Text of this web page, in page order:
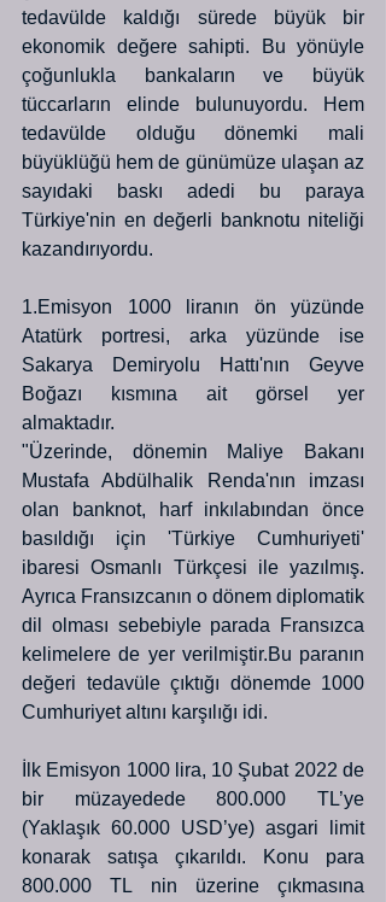
tedavülde kaldığı sürede büyük bir
ekonomik değere sahipti. Bu yönüyle
çoğunlukla bankaların ve büyük
tüccarların elinde bulunuyordu. Hem
tedavülde olduğu dönemki mali
büyüklüğü hem de günümüze ulaşan az
sayıdaki baskı adedi bu paraya
Türkiye'nin en değerli banknotu niteliği
kazandırıyordu.
1.Emisyon 1000 liranın ön yüzünde
Atatürk portresi, arka yüzünde ise
Sakarya Demiryolu Hattı'nın Geyve
Boğazı kısmına ait görsel yer
almaktadır.
"Üzerinde, dönemin Maliye Bakanı
Mustafa Abdülhalik Renda'nın imzası
olan banknot, harf inkılabından önce
basıldığı için 'Türkiye Cumhuriyeti'
ibaresi Osmanlı Türkçesi ile yazılmış.
Ayrıca Fransızcanın o dönem diplomatik
dil olması sebebiyle parada Fransızca
kelimelere de yer verilmiştir.Bu paranın
değeri tedavüle çıktığı dönemde 1000
Cumhuriyet altını karşılığı idi.
İlk Emisyon 1000 lira, 10 Şubat 2022 de
bir müzayedede 800.000 TL’ye
(Yaklaşık 60.000 USD’ye) asgari limit
konarak satışa çıkarıldı. Konu para
800.000 TL nin üzerine çıkmasına